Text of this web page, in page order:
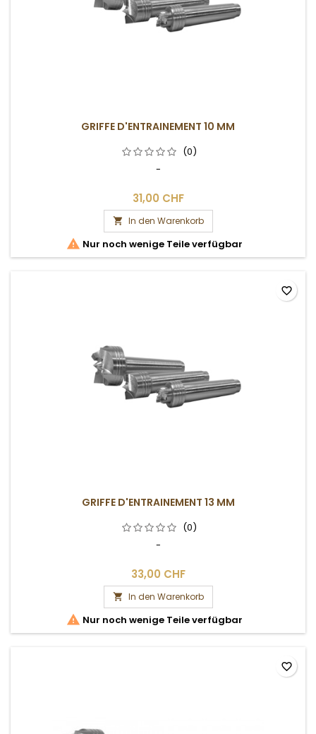
GRIFFE D'ENTRAINEMENT 10 MM
(0)
-
31,00 CHF
 In den Warenkorb
 Nur noch wenige Teile verfügbar
GRIFFE D'ENTRAINEMENT 13 MM
(0)
-
33,00 CHF
 In den Warenkorb
 Nur noch wenige Teile verfügbar
favorite_border
favorite_border